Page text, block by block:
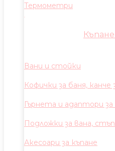
Термометри
Вани и стойки
Кофички за баня, канче
Гърнета и адаптори
Подложки за вана,
Акесоари за къпане